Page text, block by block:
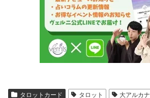
タロットカード タロット 大アルカナ